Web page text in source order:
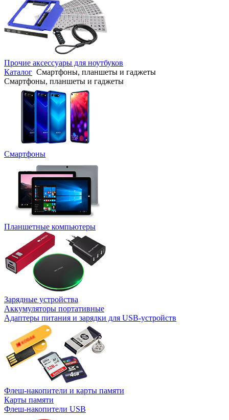
Прочие аксессуары для ноутбуков
Каталог Смартфоны, планшеты и гаджеты
Смартфоны, планшеты и гаджеты
Смартфоны
Планшетные компьютеры
Зарядные устройства
Аккумуляторы портативные
Адаптеры питания и зарядки для USB-устройств
Флеш-накопители и карты памяти
Карты памяти
Флеш-накопители USB